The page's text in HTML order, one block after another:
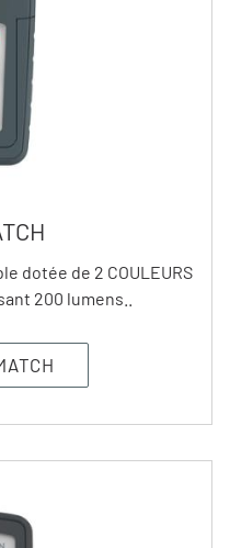
dotée de 2 COULEURS
200 lumens..